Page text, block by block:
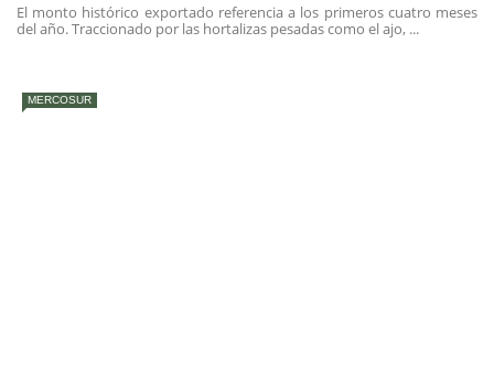
El monto histórico exportado referencia a los primeros cuatro meses
del año. Traccionado por las hortalizas pesadas como el ajo, ...
MERCOSUR